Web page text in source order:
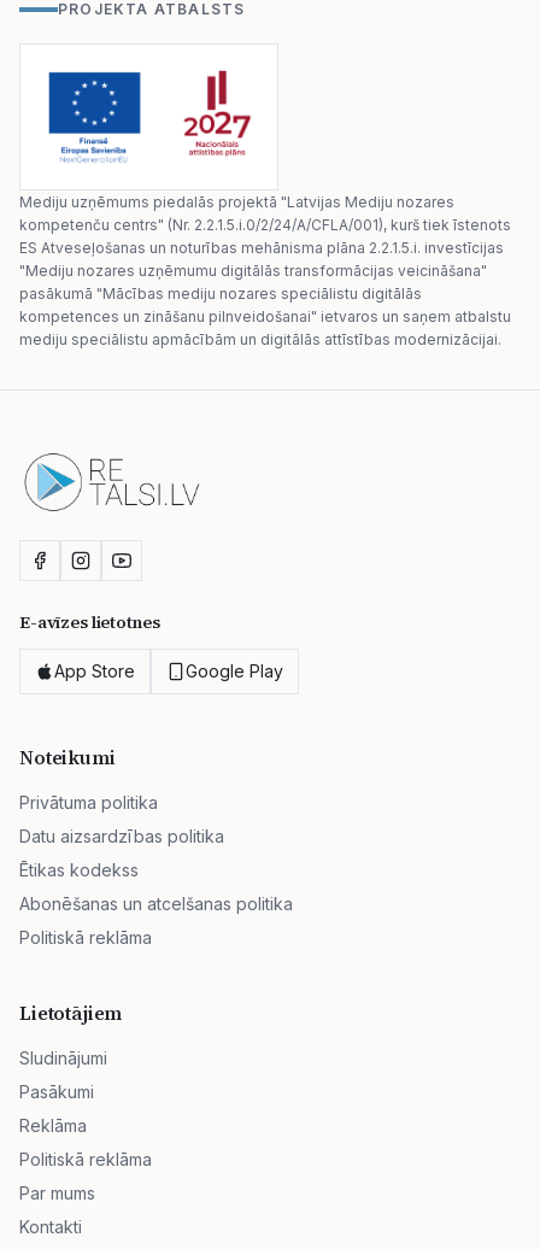
PROJEKTA ATBALSTS
Mediju uzņēmums piedalās projektā "Latvijas Mediju nozares
kompetenču centrs" (Nr. 2.2.1.5.i.0/2/24/A/CFLA/001), kurš tiek īstenots
ES Atveseļošanas un noturības mehānisma plāna 2.2.1.5.i. investīcijas
"Mediju nozares uzņēmumu digitālās transformācijas veicināšana"
pasākumā "Mācības mediju nozares speciālistu digitālās
kompetences un zināšanu pilnveidošanai" ietvaros un saņem atbalstu
mediju speciālistu apmācībām un digitālās attīstības modernizācijai.
E-avīzes lietotnes
App Store Google Play
Noteikumi
Privātuma politika
Datu aizsardzības politika
Ētikas kodekss
Abonēšanas un atcelšanas politika
Politiskā reklāma
Lietotājiem
Sludinājumi
Pasākumi
Reklāma
Politiskā reklāma
Par mums
Kontakti